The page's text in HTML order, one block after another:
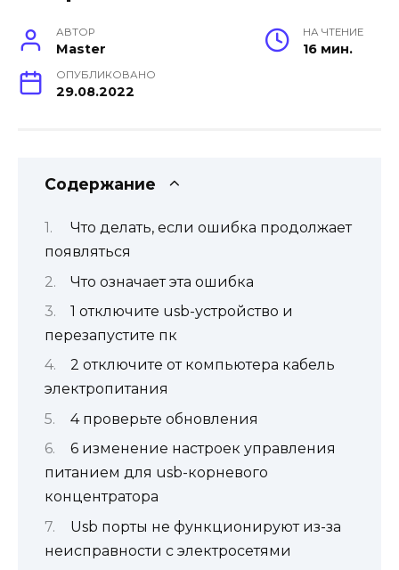
АВТОР
Master
НА ЧТЕНИЕ
16 мин.
ОПУБЛИКОВАНО
29.08.2022
Содержание
Что делать, если ошибка продолжает
появляться
Что означает эта ошибка
1 отключите usb-устройство и
перезапустите пк
2 отключите от компьютера кабель
электропитания
4 проверьте обновления
6 изменение настроек управления
питанием для usb-корневого
концентратора
Usb порты не функционируют из-за
неисправности с электросетями